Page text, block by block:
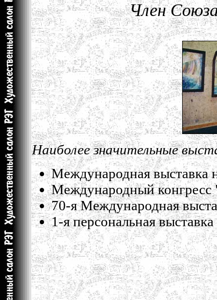
Член
Наиболее значительные
Международная выставка
Международный конгресс
70-я Международная
1-я персональная